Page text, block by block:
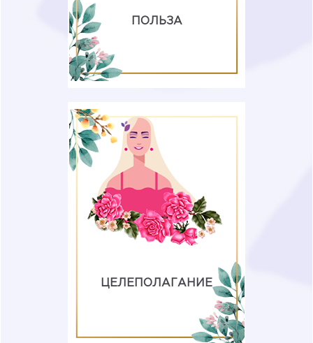
ПОЛЬЗА
ЦЕЛЕПОЛАГАНИЕ
Постановка цели - уже половина
дела, намного проще двигаться
куда-то, когда ты знаешь, куда
надо проложить свой путь. Мы
предлагаем вам заполнить эту
графу и сравнить уже после
курса, как вы продвигались по
своему пути и насколько